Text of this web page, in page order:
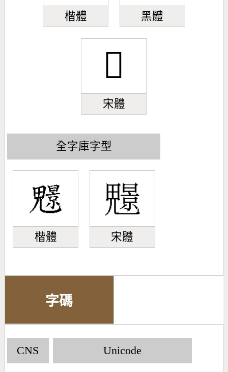
楷體 黑體
󿡍
宋體
全字庫字型
楷體 宋體
字碼
CNS Unicode